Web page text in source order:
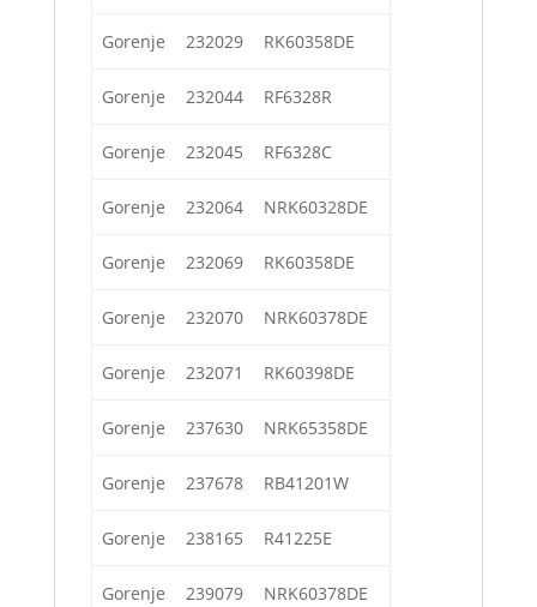
Gorenje 232029 RK60358DE
Gorenje 232044 RF6328R
Gorenje 232045 RF6328C
Gorenje 232064 NRK60328DE
Gorenje 232069 RK60358DE
Gorenje 232070 NRK60378DE
Gorenje 232071 RK60398DE
Gorenje 237630 NRK65358DE
Gorenje 237678 RB41201W
Gorenje 238165 R41225E
Gorenje 239079 NRK60378DE